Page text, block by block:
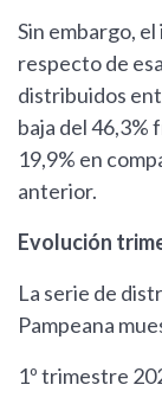
Sin embargo,
respecto de
distribuidos
baja del 46,3%
19,9% en
anterior.
Evolución
La serie de
Pampeana
1º trimestre